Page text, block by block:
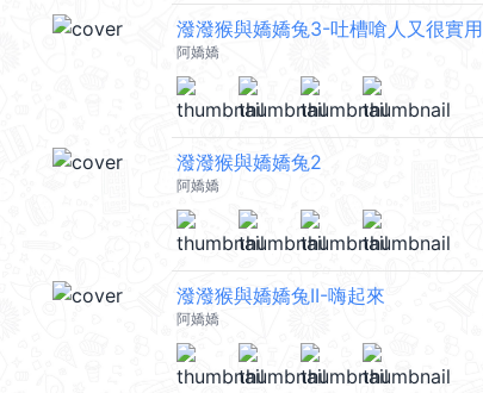
潑潑猴與嬌嬌兔3-吐槽嗆人又很實用
阿嬌嬌
潑潑猴與嬌嬌兔2
阿嬌嬌
潑潑猴與嬌嬌兔II-嗨起來
阿嬌嬌